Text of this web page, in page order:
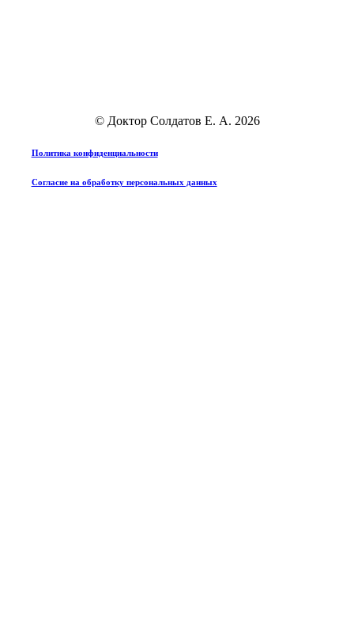
© Доктор Солдатов Е. А. 2026
Политика конфиденциальности
Согласие на обработку персональных данных